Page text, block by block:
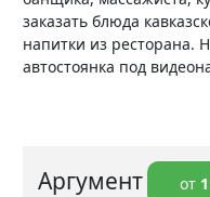
заказать блюда
напитки из ресторана.
автостоянка под
Аргумент от